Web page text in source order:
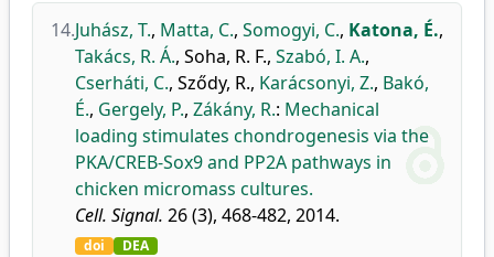
14.Juhász, T., Matta, C., Somogyi, C., Katona, É.,
Takács, R. Á., Soha, R. F., Szabó, I. A.,
Cserháti, C., Sződy, R., Karácsonyi, Z., Bakó,
É., Gergely, P., Zákány, R.: Mechanical
loading stimulates chondrogenesis via the
PKA/CREB-Sox9 and PP2A pathways in
chicken micromass cultures.
Cell. Signal. 26 (3), 468-482, 2014.
doi DEA